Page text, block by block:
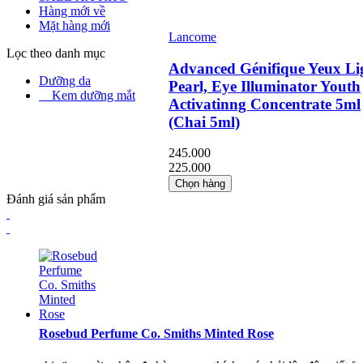
Hàng mới về
Mặt hàng mới
Lọc theo danh mục
Dưỡng da
Kem dưỡng mắt
Lancome
Advanced Génifique Yeux
Pearl, Eye Illuminator Youth
Activatinng Concentrate 5ml
(Chai 5ml)
245.000
225.000
Chọn hàng
Đánh giá sản phẩm
Rosebud Perfume Co. Smiths Minted Rose